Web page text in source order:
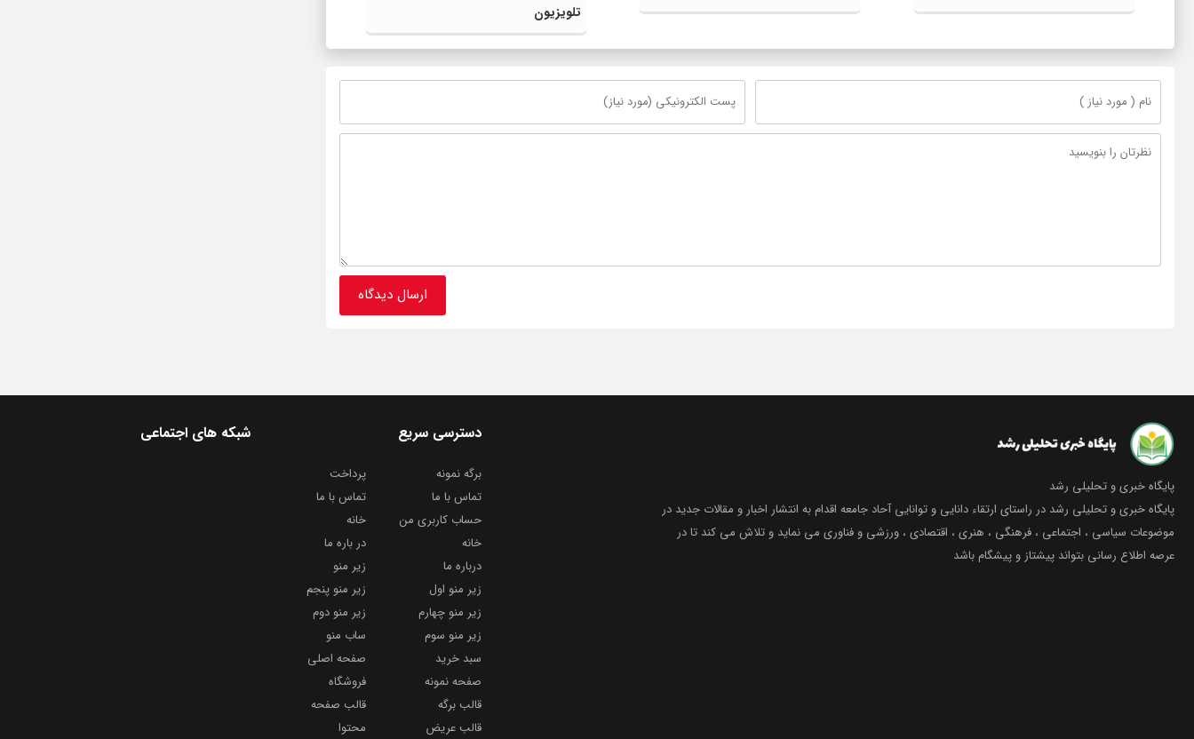
تلویزیون
پایگاه خبری و تحلیلی رشد
پایگاه خبری و تحلیلی رشد در راستای ارتقاء دانایی و توانایی آحاد جامعه اقدام به انتشار اخبار و مقالات جدید در
موضوعات سیاسی ، اجتماعی ، فرهنگی ، هنری ، اقتصادی ، ورزشی و فناوری می نماید و تلاش می کند تا در
عرصه اطلاع رسانی بتواند پیشتاز و پیشگام باشد
شبکه های اجتماعی دسترسی سریع
برگه نمونه
پرداخت
تماس با ما
تماس با ما
حساب کاربری من
خانه
خانه
در باره ما
درباره ما
زیر منو
زیر منو اول
زیر منو پنجم
زیر منو چهارم
زیر منو دوم
زیر منو سوم
ساب منو
سبد خرید
صفحه اصلی
صفحه نمونه
فروشگاه
قالب برگه
قالب صفحه
قالب عریض
محتوا